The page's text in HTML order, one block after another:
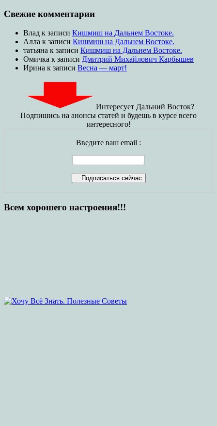
Свежие комментарии
Влад к записи Кишмиш на Дальнем Востоке.
Алла к записи Кишмиш на Дальнем Востоке.
татьяна к записи Кишмиш на Дальнем Востоке.
Омичка к записи Дмитрий Михайлович Карбышев
Ирина к записи Весна — март!
Интересует Дальний Восток?
Подпишись на анонсы статей и будешь в курсе всего
интересного!
Введите ваш email :
Всем хорошего настроения!!!